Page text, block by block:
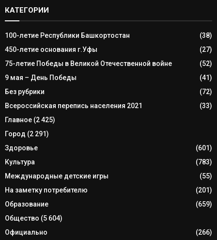
КАТЕГОРИИ
100-летие Республики Башкортостан
(38)
450-летие основания г.Уфы
(27)
75-летие Победы в Великой Отечественной войне
(52)
9 мая – День Победы
(41)
Без рубрики
(72)
Всероссийская перепись населения 2021
(33)
Главное (2 425)
Город (2 291)
Здоровье
(601)
Культура
(783)
Международные детские игры
(55)
На заметку потребителю
(201)
Образование
(659)
Общество (5 604)
Официально
(266)